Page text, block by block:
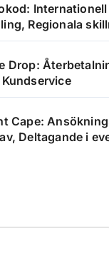
Regionala
Drop:
Cape:
Deltagande i